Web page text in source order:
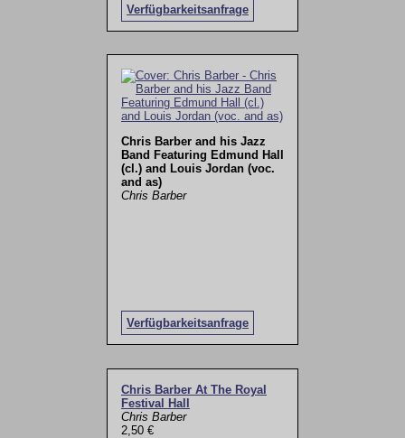
Verfügbarkeitsanfrage
Chris Barber and his Jazz
Band Featuring Edmund Hall
(cl.) and Louis Jordan (voc.
and as)
Chris Barber
Verfügbarkeitsanfrage
Chris Barber At The Royal
Festival Hall
Chris Barber
2,50 €